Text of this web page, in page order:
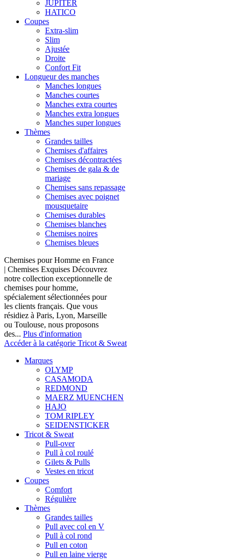
JUPITER
HATICO
Coupes
Extra-slim
Slim
Ajustée
Droite
Confort Fit
Longueur des manches
Manches longues
Manches courtes
Manches extra courtes
Manches extra longues
Manches super longues
Thèmes
Grandes tailles
Chemises d'affaires
Chemises décontractées
Chemises de gala & de
mariage
Chemises sans repassage
Chemises avec poignet
mousquetaire
Chemises durables
Chemises blanches
Chemises noires
Chemises bleues
Chemises pour Homme en France
| Chemises Exquises Découvrez
notre collection exceptionnelle de
chemises pour homme,
spécialement sélectionnées pour
les clients français. Que vous
résidiez à Paris, Lyon, Marseille
ou Toulouse, nous proposons
des... Plus d'information
Accéder à la catégorie Tricot & Sweat
Marques
OLYMP
CASAMODA
REDMOND
MAERZ MUENCHEN
HAJO
TOM RIPLEY
SEIDENSTICKER
Tricot & Sweat
Pull-over
Pull à col roulé
Gilets & Pulls
Vestes en tricot
Coupes
Comfort
Régulière
Thèmes
Grandes tailles
Pull avec col en V
Pull à col rond
Pull en coton
Pull en laine vierge